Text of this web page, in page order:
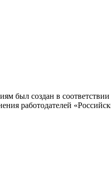
создан в
работодателей